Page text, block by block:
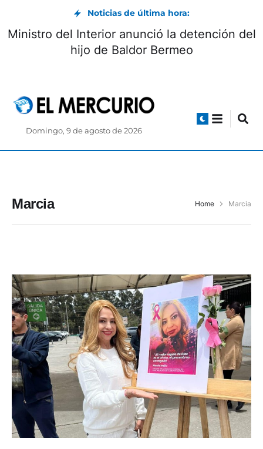
Noticias de última hora:
Ministro del Interior anunció la detención del
hijo de Baldor Bermeo
Domingo, 9 de agosto de 2026
Marcia Home Marcia